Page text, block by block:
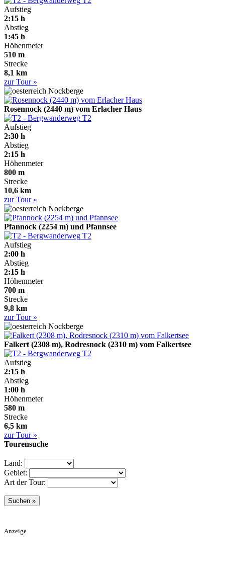
Aufstieg
2:15 h
Abstieg
1:45 h
Höhenmeter
510 m
Strecke
8,1 km
zur Tour »
Nockberge
Rosennock (2440 m) vom Erlacher Haus
T2
Aufstieg
2:30 h
Abstieg
2:15 h
Höhenmeter
800 m
Strecke
10,6 km
zur Tour »
Nockberge
Pfannock (2254 m) und Pfannsee
T2
Aufstieg
2:00 h
Abstieg
2:15 h
Höhenmeter
700 m
Strecke
9,8 km
zur Tour »
Nockberge
Falkert (2308 m), Rodresnock (2310 m) vom Falkertsee
T2
Aufstieg
2:15 h
Abstieg
1:00 h
Höhenmeter
580 m
Strecke
6,5 km
zur Tour »
Tourensuche
Land:
Gebiet:
Art der Tour:
Anzeige